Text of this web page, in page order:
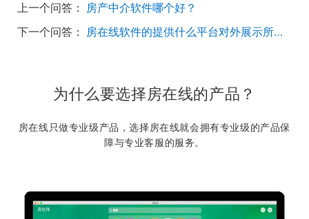
上一个问答： 房产中介软件哪个好？
下一个问答：
房在线软件的提供什么平台对外展示所有数据的？
为什么要选择房在线的产品？
房在线只做专业级产品，选择房在线就会拥有专业级的产品保
障与专业客服的服务。